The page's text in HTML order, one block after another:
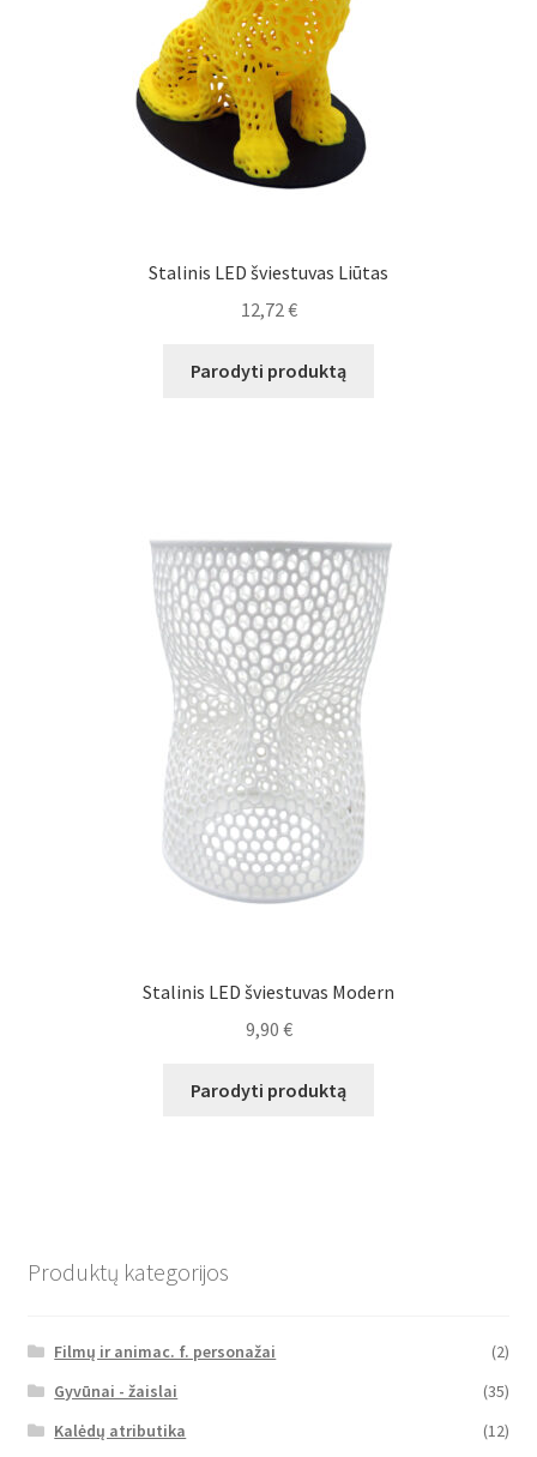
Stalinis LED šviestuvas Liūtas
12,72 €
Parodyti produktą
Stalinis LED šviestuvas Modern
9,90 €
Parodyti produktą
Produktų kategorijos
Filmų ir animac. f. personažai
(2)
Gyvūnai - žaislai
(35)
Kalėdų atributika
(12)